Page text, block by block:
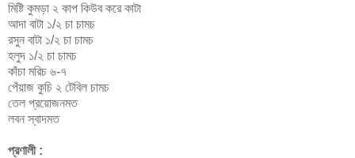
মিষ্টি কুমড়া ২ কাপ কিউব করে কাটা
আদা বাটা ১/২ চা চামচ
রসুন বাটা ১/২ চা চামচ
হলুদ ১/২ চা চামচ
কাঁচা মরিচ ৬-৭
পেঁয়াজ কুচি ২ টেবিল চামচ
তেল প্রয়োজনমত
লবন স্বাদমত
প্রণালী :